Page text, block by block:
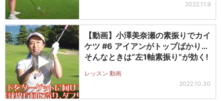
2022.11.9
【動画】小澤美奈瀬の素振りでカイ
ケツ #6 アイアンがトップばかり…
そんなときは“左1軸素振り”が効く!
レッスン 動画
2022.10.30